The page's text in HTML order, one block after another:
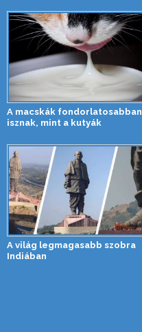
A macskák fondorlatosabban
isznak, mint a kutyák
A világ legmagasabb szobra
Indiában